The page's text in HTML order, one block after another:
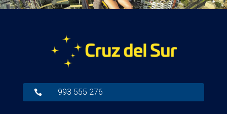
 993 555 276